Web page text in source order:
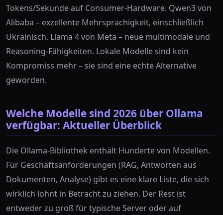
Tokens/Sekunde auf Consumer-Hardware. Qwen3 von
Alibaba – exzellente Mehrsprachigkeit, einschließlich
Ukrainisch. Llama 4 von Meta – neue multimodale und
Reasoning-Fähigkeiten. Lokale Modelle sind kein
Kompromiss mehr – sie sind eine echte Alternative
geworden.
Welche Modelle sind 2026 über Ollama
verfügbar: Aktueller Überblick
Die Ollama-Bibliothek enthält Hunderte von Modellen.
Für Geschäftsanforderungen (RAG, Antworten aus
Dokumenten, Analyse) gibt es eine klare Liste, die sich
wirklich lohnt in Betracht zu ziehen. Der Rest ist
entweder zu groß für typische Server oder auf